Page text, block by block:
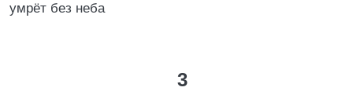
умрёт без неба
3